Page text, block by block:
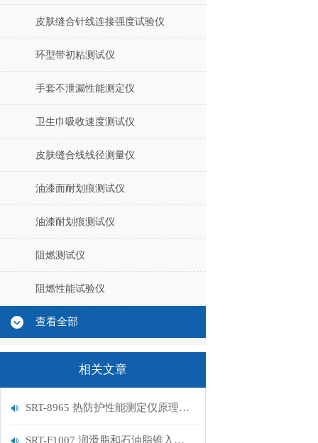
皮肤缝合针线连接强度试验仪
环型带初粘测试仪
手套不泄漏性能测定仪
卫生巾吸收速度测试仪
皮肤缝合线线径测量仪
油漆面耐划痕测试仪
油漆耐划痕测试仪
阻燃测试仪
阻燃性能试验仪
查看全部
相关文章
SRT-8965 热防护性能测定仪原理介绍 提供技术参数
SRT-F1007 润滑脂和石油脂锥入度测定仪应用介绍 提供技术指导